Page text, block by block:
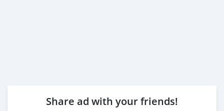
Share ad with your friends!